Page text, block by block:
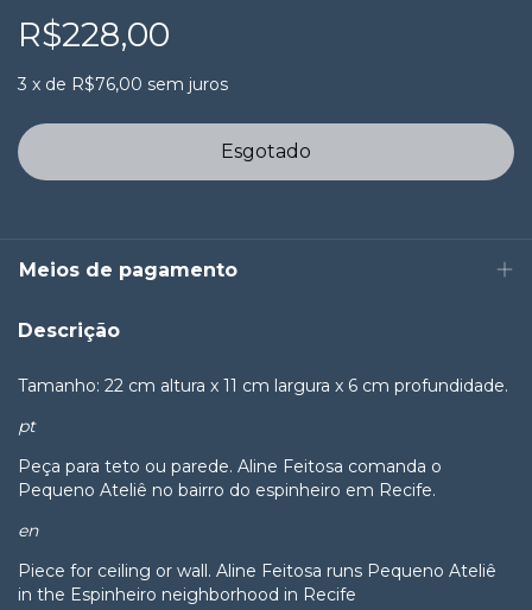
R$228,00
3 x de R$76,00 sem juros
Meios de pagamento
Descrição
Tamanho: 22 cm altura x 11 cm largura x 6 cm profundidade.
pt
Peça para teto ou parede. Aline Feitosa comanda o
Pequeno Ateliê no bairro do espinheiro em Recife.
en
Piece for ceiling or wall. Aline Feitosa runs Pequeno Ateliê
in the Espinheiro neighborhood in Recife